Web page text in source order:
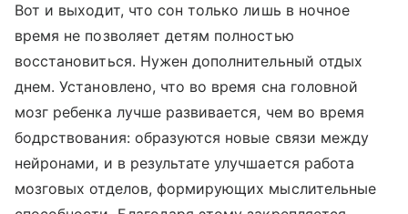
Вот и выходит, что сон только лишь в ночное
время не позволяет детям полностью
восстановиться. Нужен дополнительный отдых
днем. Установлено, что во время сна головной
мозг ребенка лучше развивается, чем во время
бодрствования: образуются новые связи между
нейронами, и в результате улучшается работа
мозговых отделов, формирующих мыслительные